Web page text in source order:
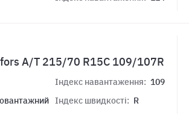
A/T 215/70 R15C 109/107R
Індекс навантаження: 109
Індекс швидкості: R